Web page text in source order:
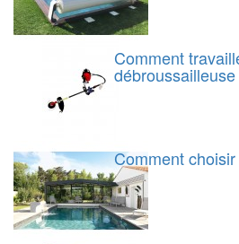
Comment
Comment